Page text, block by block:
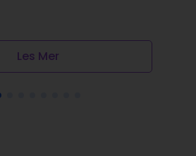
Les Mer